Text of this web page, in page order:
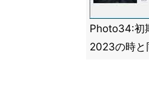
Photo34:初
2023の時と